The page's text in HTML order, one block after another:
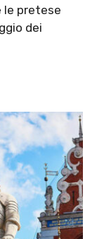
le pretese
dei